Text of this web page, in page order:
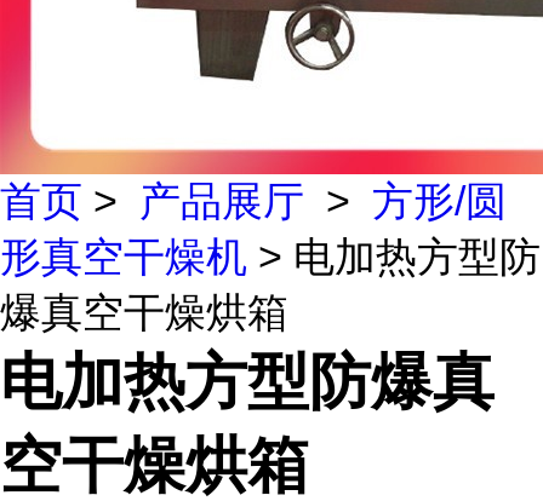
首页 > 产品展厅 > 方形/圆
形真空干燥机 > 电加热方型防
爆真空干燥烘箱
电加热方型防爆真
空干燥烘箱